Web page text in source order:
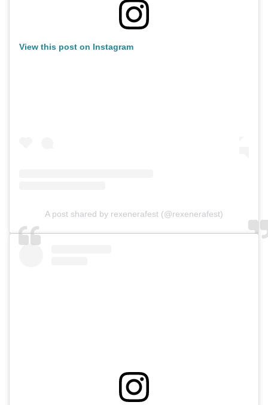
View this post on Instagram
A post shared by rexenerafest (@rexenerafest)